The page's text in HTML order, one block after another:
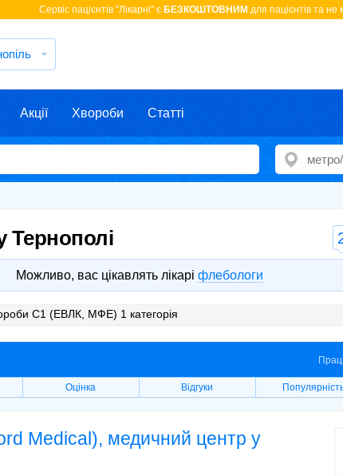
Cервіс пацієнтів "Лікарні" є БЕЗКОШТОВНИМ для пацієнтів та не
Акції Хвороби Статті
Тернополі
Можливо, вас цікавлять лікарі флебологи
С1 (ЕВЛК, МФЕ) 1 категорія
Оцінка Відгуки
Medical), медичний центр у